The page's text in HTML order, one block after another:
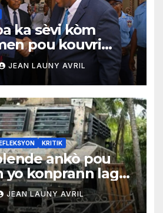
ka sèvi kòm
pou kouvri
an
JEAN LAUNY AVRIL
KRITIK
ankò pou
yo konprann lagè
konsa
JEAN LAUNY AVRIL